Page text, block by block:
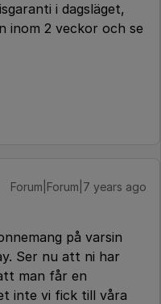
i dagsläget,
inom 2 veckor och se
Forum|Forum|7 years ago
på varsin
Ser nu att ni har
man får en
inte vi fick till våra